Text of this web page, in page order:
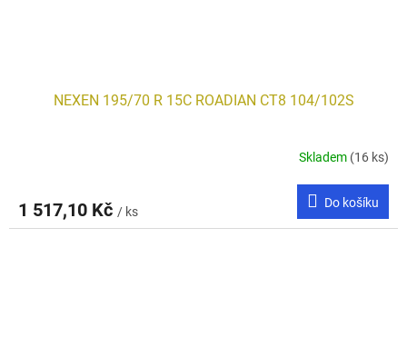
NEXEN 195/70 R 15C ROADIAN CT8 104/102S
Skladem (16 ks)
1 517,10 Kč / ks
Do košíku